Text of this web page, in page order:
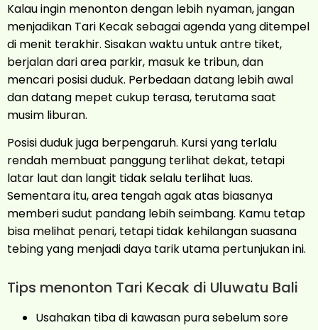
Kalau ingin menonton dengan lebih nyaman, jangan
menjadikan Tari Kecak sebagai agenda yang ditempel
di menit terakhir. Sisakan waktu untuk antre tiket,
berjalan dari area parkir, masuk ke tribun, dan
mencari posisi duduk. Perbedaan datang lebih awal
dan datang mepet cukup terasa, terutama saat
musim liburan.
Posisi duduk juga berpengaruh. Kursi yang terlalu
rendah membuat panggung terlihat dekat, tetapi
latar laut dan langit tidak selalu terlihat luas.
Sementara itu, area tengah agak atas biasanya
memberi sudut pandang lebih seimbang. Kamu tetap
bisa melihat penari, tetapi tidak kehilangan suasana
tebing yang menjadi daya tarik utama pertunjukan ini.
Tips menonton Tari Kecak di Uluwatu Bali
Usahakan tiba di kawasan pura sebelum sore